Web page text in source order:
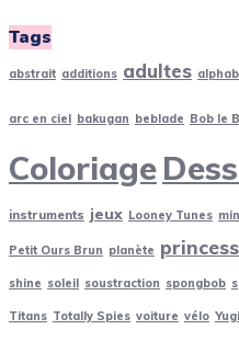
Tags
abstrait additions adultes
arc en ciel bakugan beblade Bob le
Coloriage
instruments jeux Looney Tunes
Petit Ours Brun planète
shine soleil soustraction spongbob
Titans Totally Spies voiture vélo